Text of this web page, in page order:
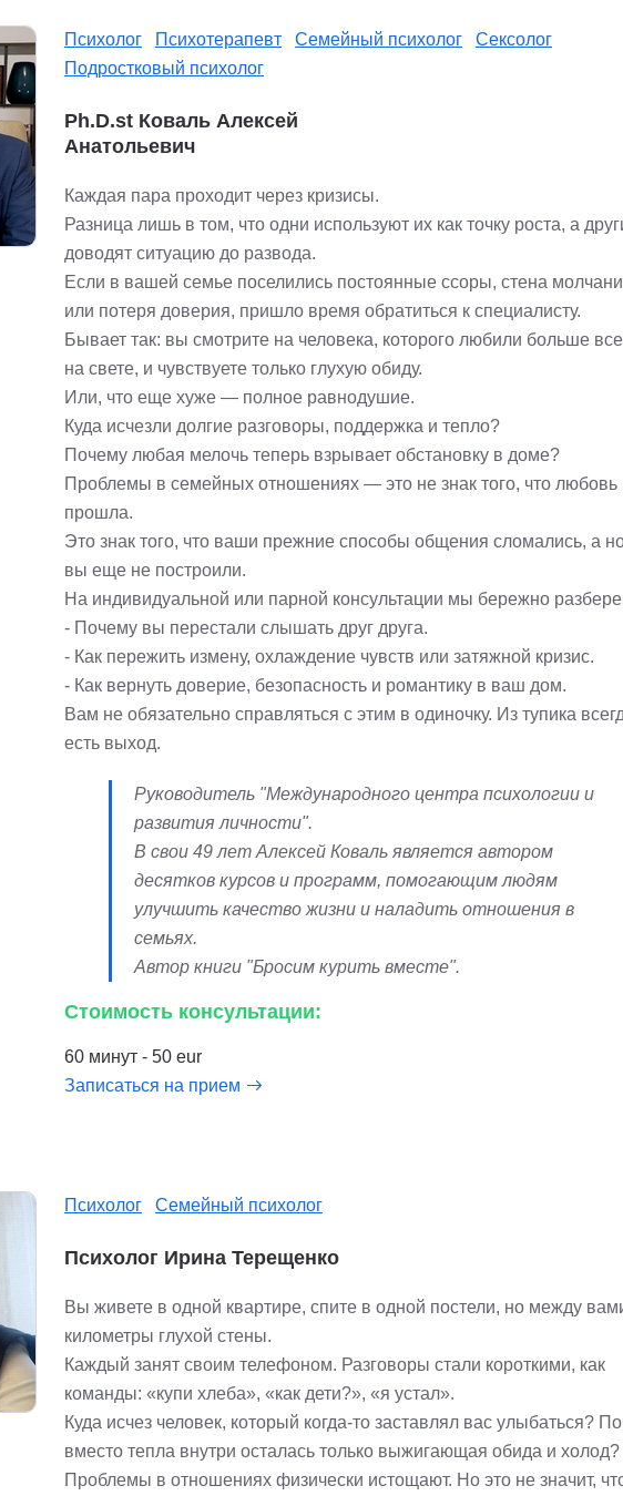
Психолог Психотерапевт Семейный психолог
Сексолог
Подростковый психолог
Ph.D.st Коваль Алексей
Анатольевич
Каждая пара проходит через кризисы.
Разница лишь в том, что одни используют их как точку роста, а
доводят ситуацию до развода.
Если в вашей семье поселились постоянные ссоры, стена
или потеря доверия, пришло время обратиться к специалисту.
Бывает так: вы смотрите на человека, которого любили больше
на свете, и чувствуете только глухую обиду.
Или, что еще хуже — полное равнодушие.
Куда исчезли долгие разговоры, поддержка и тепло?
Почему любая мелочь теперь взрывает обстановку в доме?
Проблемы в семейных отношениях — это не знак того, что любовь
прошла.
Это знак того, что ваши прежние способы общения сломались, а
вы еще не построили.
На индивидуальной или парной консультации мы бережно
- Почему вы перестали слышать друг друга.
- Как пережить измену, охлаждение чувств или затяжной кризис.
- Как вернуть доверие, безопасность и романтику в ваш дом.
Вам не обязательно справляться с этим в одиночку. Из тупика
есть выход.
Руководитель "Международного центра психологии и
развития личности".
В свои 49 лет Алексей Коваль является автором
десятков курсов и программ, помогающим людям
улучшить качество жизни и наладить отношения в
семьях.
Автор книги "Бросим курить вместе".
Стоимость консультации:
60 минут - 50 eur
Записаться на прием
Психолог Семейный психолог
Психолог Ирина Терещенко
Вы живете в одной квартире, спите в одной постели, но между
километры глухой стены.
Каждый занят своим телефоном. Разговоры стали короткими, как
команды: «купи хлеба», «как дети?», «я устал».
Куда исчез человек, который когда-то заставлял вас улыбаться?
вместо тепла внутри осталась только выжигающая обида и холод?
Проблемы в отношениях физически истощают. Но это не значит,